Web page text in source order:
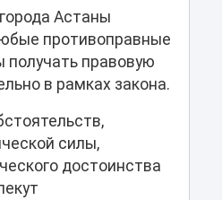
Астаны
противоправные
правовую
в рамках закона.
силы,
достоинства